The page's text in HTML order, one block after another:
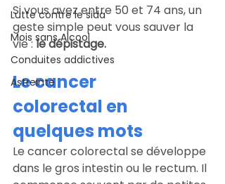
Lutte contre le sida
Mois sans Alcool
Conduites addictives
Astreinte
Si vous avez entre 50 et 74 ans, un
geste simple peut vous sauver la
vie : le dépistage.
Le cancer
colorectal en
quelques mots
Le cancer colorectal se développe
dans le gros intestin ou le rectum. Il